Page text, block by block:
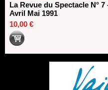
La Revue du Spectacle N° 7
Avril Mai 1991
10,00 €